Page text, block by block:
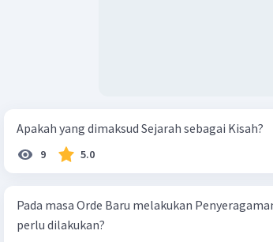
Apakah yang dimaksud Sejarah sebagai Kisah?
9 5.0
Pada masa Orde Baru melakukan
perlu dilakukan?